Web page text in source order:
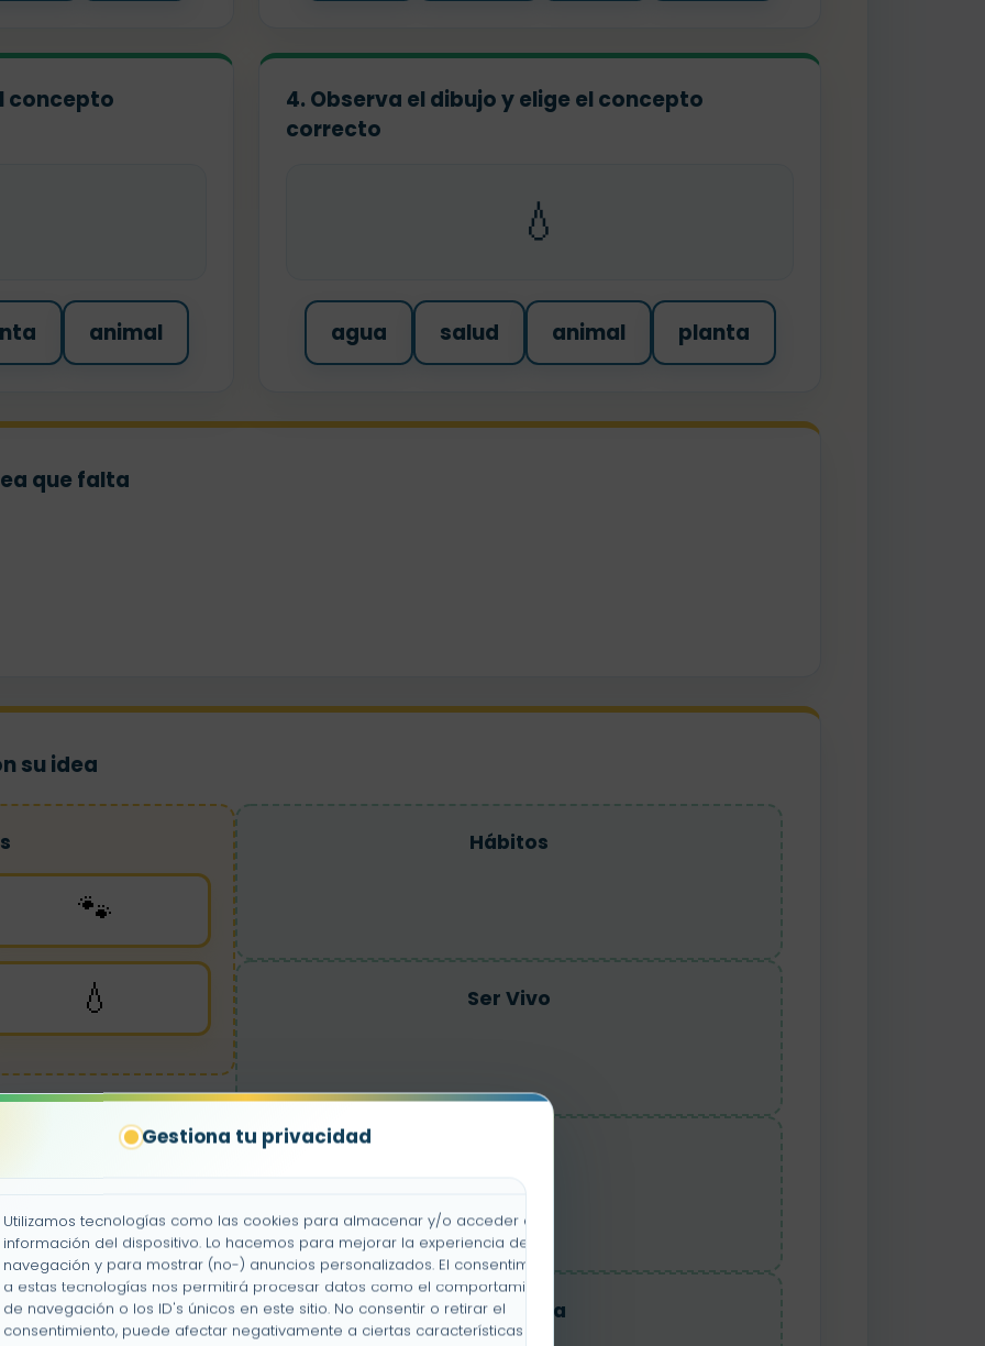
Gestiona tu privacidad
Utilizamos tecnologías como las cookies para almacenar y/o acceder a la
información del dispositivo. Lo hacemos para mejorar la experiencia de
navegación y para mostrar (no-) anuncios personalizados. El consentimiento
a estas tecnologías nos permitirá procesar datos como el comportamiento
de navegación o los ID's únicos en este sitio. No consentir o retirar el
consentimiento, puede afectar negativamente a ciertas características y
concepto
animal
4. Observa el dibujo y elige el concepto
correcto
💧
agua salud animal planta
que falta
su idea
🐾
💧
Hábitos
Ser Vivo
Naturaleza